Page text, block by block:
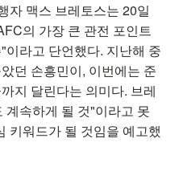
자 맥스 브레토스는 20일
의 가장 큰 관전 포인트
라고 단언했다. 지난해 중
던 손흥민이, 이번에는 준
지 달린다는 의미다. 브레
속하게 될 것"이라고 못
키워드가 될 것임을 예고했